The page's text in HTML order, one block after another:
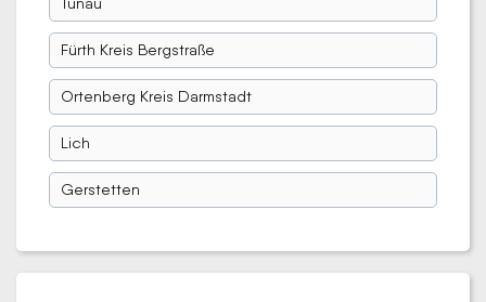
Fürth Kreis Bergstraße
Ortenberg Kreis Darmstadt
Lich
Gerstetten